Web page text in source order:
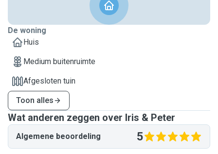
De woning
Huis
Medium buitenruimte
Afgesloten tuin
Toon alles
Wat anderen zeggen over Iris & Peter
Algemene beoordeling 5